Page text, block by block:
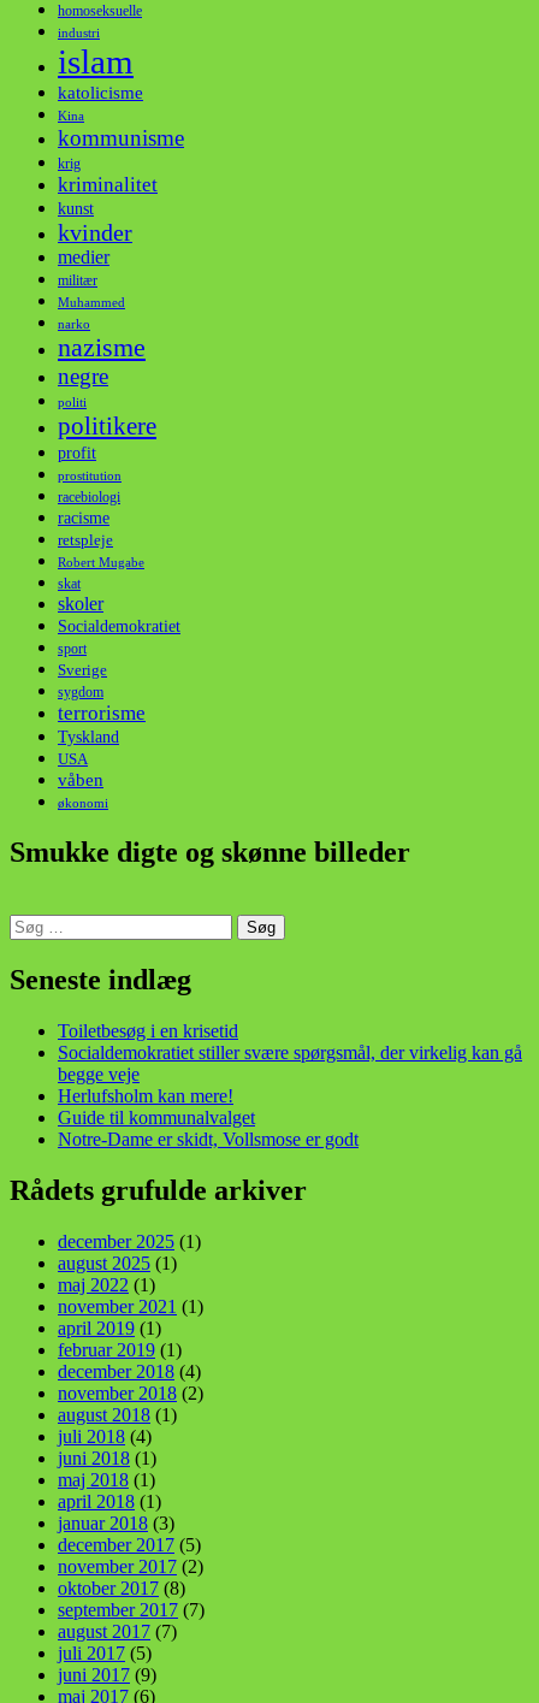
homoseksuelle
industri
islam
katolicisme
Kina
kommunisme
krig
kriminalitet
kunst
kvinder
medier
militær
Muhammed
narko
nazisme
negre
politi
politikere
profit
prostitution
racebiologi
racisme
retspleje
Robert Mugabe
skat
skoler
Socialdemokratiet
sport
Sverige
sygdom
terrorisme
Tyskland
USA
våben
økonomi
Smukke digte og skønne billeder
Søg
efter:
Seneste indlæg
Toiletbesøg i en krisetid
Socialdemokratiet stiller svære spørgsmål, der virkelig kan gå
begge veje
Herlufsholm kan mere!
Guide til kommunalvalget
Notre-Dame er skidt, Vollsmose er godt
Rådets grufulde arkiver
december 2025 (1)
august 2025 (1)
maj 2022 (1)
november 2021 (1)
april 2019 (1)
februar 2019 (1)
december 2018 (4)
november 2018 (2)
august 2018 (1)
juli 2018 (4)
juni 2018 (1)
maj 2018 (1)
april 2018 (1)
januar 2018 (3)
december 2017 (5)
november 2017 (2)
oktober 2017 (8)
september 2017 (7)
august 2017 (7)
juli 2017 (5)
juni 2017 (9)
maj 2017 (6)